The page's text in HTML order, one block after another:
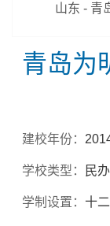
山东 - 青
青岛为
建校年份：
学校类型： 民
学制设置：十